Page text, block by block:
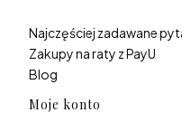
Najczęściej zadawane
Zakupy na raty z PayU
Blog
Moje konto